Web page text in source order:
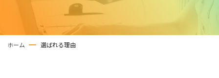
ホーム 選ばれる理由